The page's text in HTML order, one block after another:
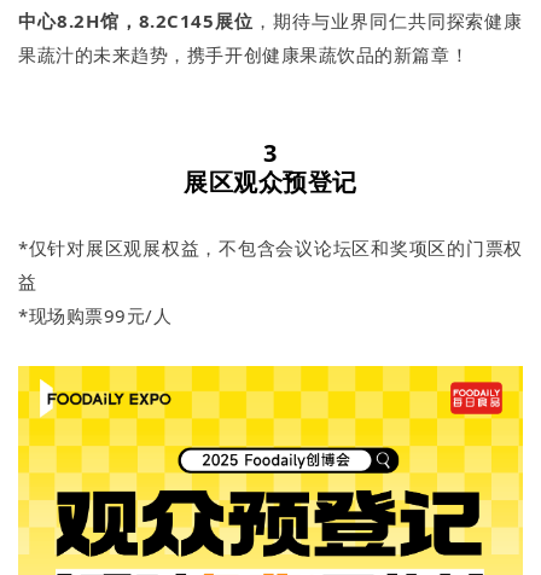
中心8.2H馆，8.2C145展位 ，期待与业界同仁共同探索健康
果蔬汁的未来趋势，携手开创健康果蔬饮品的新篇章！
3
展区观众预登记
*仅针对展区观展权益，不包含会议论坛区和奖项区的门票权
益
*现场购票99元/人